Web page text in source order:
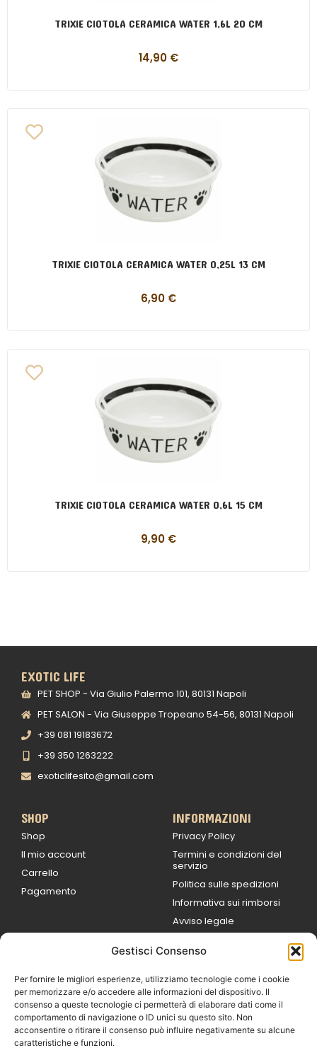
Gestisci Consenso
Per fornire le migliori esperienze, utilizziamo tecnologie come i cookie
per memorizzare e/o accedere alle informazioni del dispositivo. Il
consenso a queste tecnologie ci permetterà di elaborare dati come il
comportamento di navigazione o ID unici su questo sito. Non
acconsentire o ritirare il consenso può influire negativamente su alcune
caratteristiche e funzioni.
TRIXIE CIOTOLA CERAMICA WATER 1,6L 20 CM
14,90 €
TRIXIE CIOTOLA CERAMICA WATER 0,25L 13 CM
6,90 €
TRIXIE CIOTOLA CERAMICA WATER 0,6L 15 CM
9,90 €
EXOTIC LIFE
PET SHOP - Via Giulio Palermo 101, 80131 Napoli
PET SALON - Via Giuseppe Tropeano 54-56, 80131 Napoli
+39 081 19183672
+39 350 1263222
exoticlifesito@gmail.com
SHOP
Shop
Il mio account
Carrello
Pagamento
INFORMAZIONI
Privacy Policy
Termini e condizioni del
servizio
Politica sulle spedizioni
Informativa sui rimborsi
Avviso legale
9:00
Sabato 09:00 /
14:00
16:30 /
Domenica